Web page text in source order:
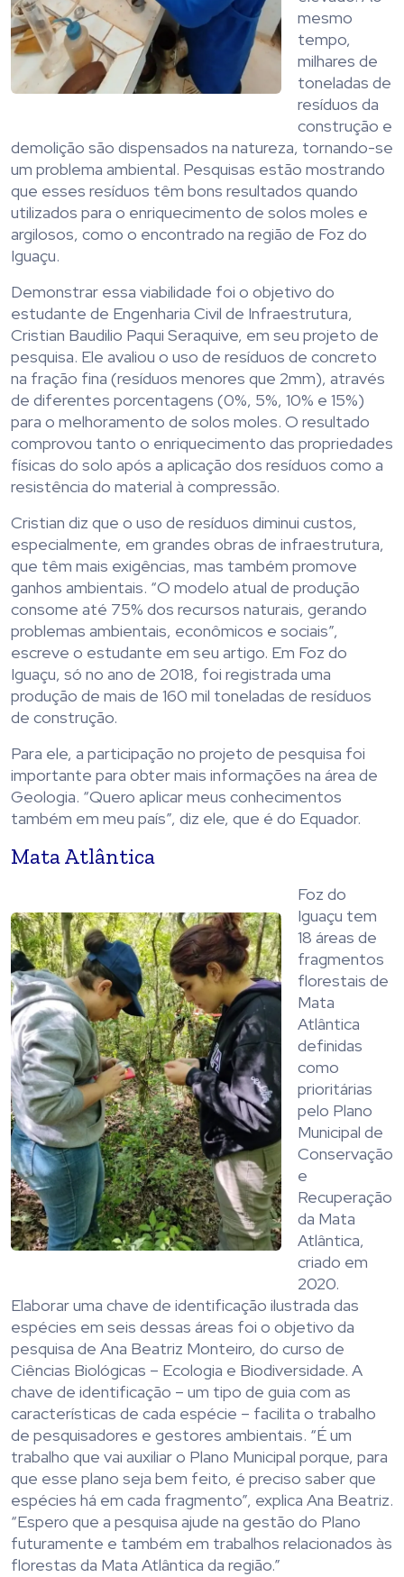
mesmo
tempo,
milhares de
toneladas de
resíduos da
construção e
demolição são dispensados na natureza, tornando-se
um problema ambiental. Pesquisas estão mostrando
que esses resíduos têm bons resultados quando
utilizados para o enriquecimento de solos moles e
argilosos, como o encontrado na região de Foz do
Iguaçu.
Demonstrar essa viabilidade foi o objetivo do
estudante de Engenharia Civil de Infraestrutura,
Cristian Baudilio Paqui Seraquive, em seu projeto de
pesquisa. Ele avaliou o uso de resíduos de concreto
na fração fina (resíduos menores que 2mm), através
de diferentes porcentagens (0%, 5%, 10% e 15%)
para o melhoramento de solos moles. O resultado
comprovou tanto o enriquecimento das propriedades
físicas do solo após a aplicação dos resíduos como a
resistência do material à compressão.
Cristian diz que o uso de resíduos diminui custos,
especialmente, em grandes obras de infraestrutura,
que têm mais exigências, mas também promove
ganhos ambientais. “O modelo atual de produção
consome até 75% dos recursos naturais, gerando
problemas ambientais, econômicos e sociais”,
escreve o estudante em seu artigo. Em Foz do
Iguaçu, só no ano de 2018, foi registrada uma
produção de mais de 160 mil toneladas de resíduos
de construção.
Para ele, a participação no projeto de pesquisa foi
importante para obter mais informações na área de
Geologia. “Quero aplicar meus conhecimentos
também em meu país”, diz ele, que é do Equador.
Mata Atlântica
Foz do
Iguaçu tem
18 áreas de
fragmentos
florestais de
Mata
Atlântica
definidas
como
prioritárias
pelo Plano
Municipal de
Conservação
e
Recuperação
da Mata
Atlântica,
criado em
2020.
Elaborar uma chave de identificação ilustrada das
espécies em seis dessas áreas foi o objetivo da
pesquisa de Ana Beatriz Monteiro, do curso de
Ciências Biológicas – Ecologia e Biodiversidade. A
chave de identificação – um tipo de guia com as
características de cada espécie – facilita o trabalho
de pesquisadores e gestores ambientais. “É um
trabalho que vai auxiliar o Plano Municipal porque, para
que esse plano seja bem feito, é preciso saber que
espécies há em cada fragmento”, explica Ana Beatriz.
“Espero que a pesquisa ajude na gestão do Plano
futuramente e também em trabalhos relacionados às
florestas da Mata Atlântica da região.”